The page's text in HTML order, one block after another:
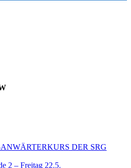
DER SRG
2 – Freitag 22.5.